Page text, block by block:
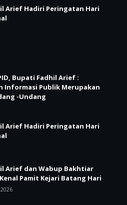
Arief Hadiri Peringatan Hari
Bupati Fadhil Arief :
Informasi Publik Merupakan
-Undang
Arief Hadiri Peringatan Hari
Arief dan Wabup Bakhtiar
Pamit Kejari Batang Hari